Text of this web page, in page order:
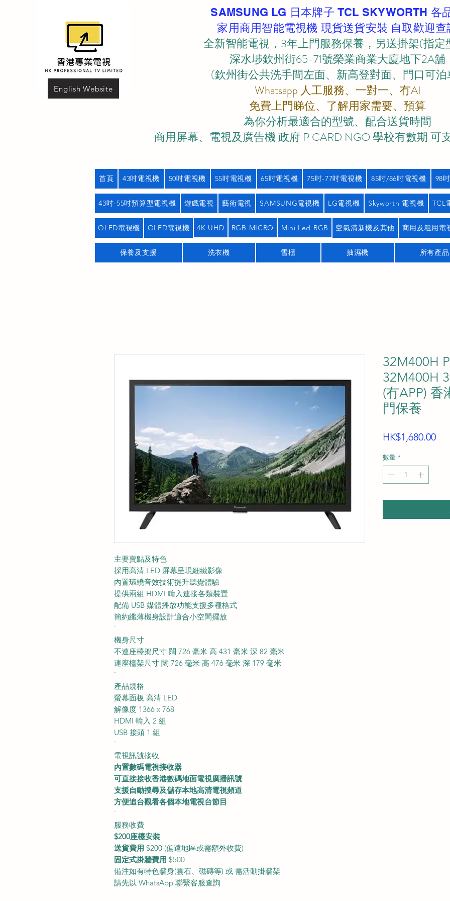
English Website
SAMSUNG LG 日本牌子 TCL SKYWORTH 各
家用商用智能電視機 現貨送貨安裝 自取歡迎查
全新智能電視，3年上門服務保養，另送掛架(指定
深水埗欽州街65-71號榮業商業大廈地下2A舖
(欽州街公共洗手間左面、新高登對面、門口可泊
Whatsapp 人工服務、一對一、冇AI
免費上門睇位、了解用家需要、預算
為你分析最適合的型號、配合送貨時間
商用屏幕、電視及廣告機 政府 P CARD NGO 學校有數期 可
首頁 43吋電視機 50吋電視機 55吋電視機 65吋電視機 75吋-77吋電視機 85吋/86吋電視機 98
43吋-55吋預算型電視機 遊戲電視 藝術電視 SAMSUNG電視機 LG電視機 Skyworth 電視機 TCL
QLED電視機 OLED電視機 4K UHD RGB MICRO Mini Led RGB 空氣清新機及其他 商用及租用電
保養及支援 洗衣機 雪櫃 抽濕機 所有產品
主要賣點及特色
採用高清 LED 屏幕呈現細緻影像
內置環繞音效技術提升聽覺體驗
提供兩組 HDMI 輸入連接各類裝置
配備 USB 媒體播放功能支援多種格式
簡約纖薄機身設計適合小空間擺放
˙
機身尺寸
不連座檯架尺寸 闊 726 毫米 高 431 毫米 深 82 毫米
連座檯架尺寸 闊 726 毫米 高 476 毫米 深 179 毫米
˙
產品規格
螢幕面板 高清 LED
解像度 1366 x 768
HDMI 輸入 2 組
USB 接頭 1 組
˙
電視訊號接收
內置數碼電視接收器
可直接接收香港數碼地面電視廣播訊號
支援自動搜尋及儲存本地高清電視頻道
方便追台觀看各個本地電視台節目
˙
服務收費
$200座檯安裝
送貨費用 $200 (偏遠地區或需額外收費)
固定式掛牆費用 $500
備注如有特色牆身(雲石、磁磚等) 或 需活動掛牆架
請先以 WhatsApp 聯繫客服查詢
32M400H
32M400H
(冇APP)
門保養
HK$1,680.00價
數量 *